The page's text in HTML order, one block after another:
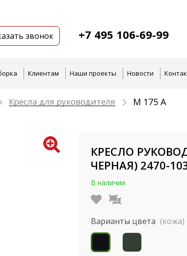
звонок +7 495 106-69-99
Клиентам Наши проекты Новости
Кресла для руководителя M 175 A
КРЕСЛО
ЧЕРНАЯ) 2470-
В наличии
Варианты цвета (кожа)